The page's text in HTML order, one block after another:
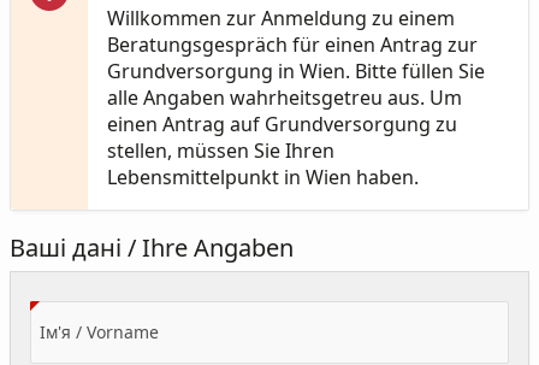
Willkommen zur Anmeldung zu einem
Beratungsgespräch für einen Antrag zur
Grundversorgung in Wien. Bitte füllen Sie
alle Angaben wahrheitsgetreu aus. Um
einen Antrag auf Grundversorgung zu
stellen, müssen Sie Ihren
Lebensmittelpunkt in Wien haben.
Ваші дані / Ihre Angaben
Ім'я / Vorname(Value Required)